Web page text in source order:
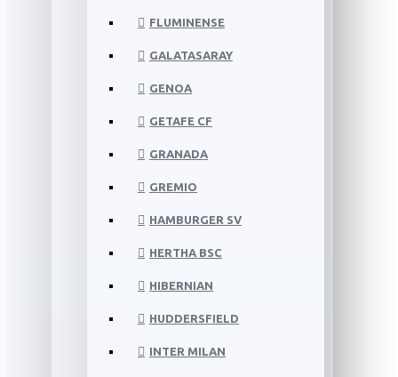
FLUMINENSE
GALATASARAY
GENOA
GETAFE CF
GRANADA
GREMIO
HAMBURGER SV
HERTHA BSC
HIBERNIAN
HUDDERSFIELD
INTER MILAN